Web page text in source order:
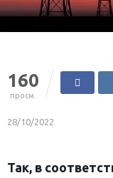
160
просм.
28/10/2022
Так, в